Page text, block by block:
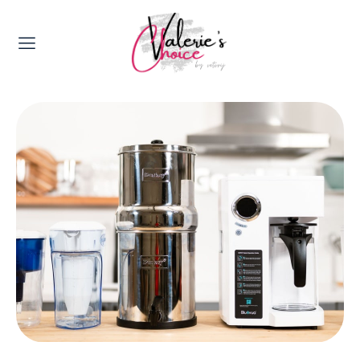
Valerie's Topics
Travel & Culture
Food & Drinks
Happyness & Opmerkelijk
Lifestyle, Sport & Duurzaamheid
Gadgets & Tech
Top 5 van Valerie
Health & Beauty
Huis & Tuin
Nieuws & Media